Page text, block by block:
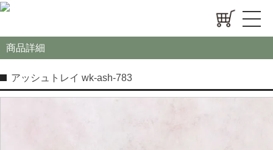
商品詳細
アッシュトレイ wk-ash-783